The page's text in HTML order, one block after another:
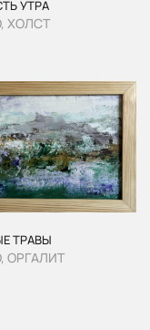
УТРА
ХОЛСТ
ТРАВЫ
ОРГАЛИТ